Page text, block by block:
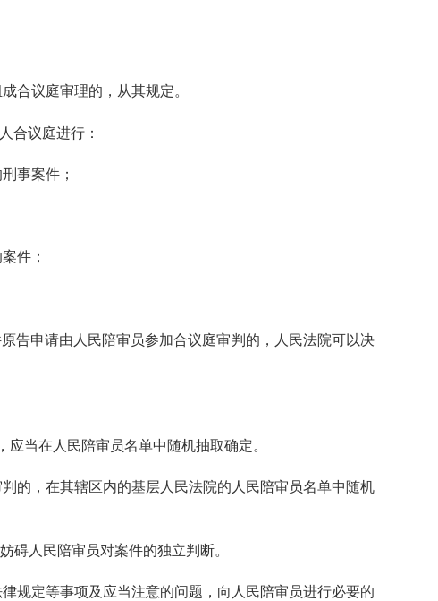
合议庭审理的，从其规定。
合议庭进行：
事案件；
件；
告申请由人民陪审员参加合议庭审判的，人民法院可以决
当在人民陪审员名单中随机抽取确定。
的，在其辖区内的基层人民法院的人民陪审员名单中随机
碍人民陪审员对案件的独立判断。
规定等事项及应当注意的问题，向人民陪审员进行必要的